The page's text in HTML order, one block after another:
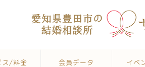
ス/料金 会員データ イベ